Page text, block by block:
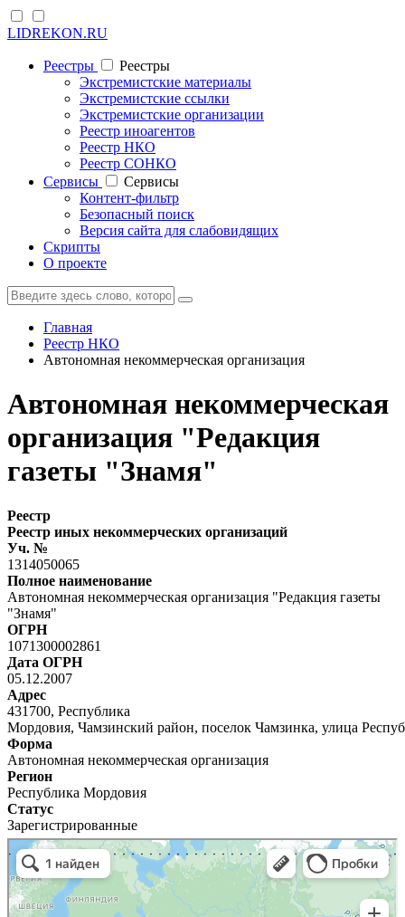
LIDREKON.RU
Реестры
Реестры
Экстремистские материалы
Экстремистские ссылки
Экстремистские организации
Реестр иноагентов
Реестр НКО
Реестр СОНКО
Cервисы
Cервисы
Контент-фильтр
Безопасный поиск
Версия сайта для слабовидящих
Скрипты
О проекте
Главная
Реестр НКО
Автономная некоммерческая организация
Автономная некоммерческая
организация "Редакция
газеты "Знамя"
Реестр
Реестр иных некоммерческих организаций
Уч. №
1314050065
Полное наименование
Автономная некоммерческая организация "Редакция газеты
"Знамя"
ОГРН
1071300002861
Дата ОГРН
05.12.2007
Адрес
431700, Республика
Мордовия, Чамзинский район, поселок Чамзинка, улица
Форма
Автономная некоммерческая организация
Регион
Республика Мордовия
Статус
Зарегистрированные